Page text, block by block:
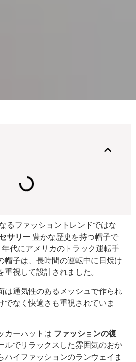
るファッショントレンドではな
サリー豊かな歴史を持つ帽子で
代にアメリカのトラック運転手
帽子は、長時間の運転中に日焼け
視して設計されました。
は通気性のあるメッシュで作られ
でなく快適さも重視されていま
カーハットは ファッションの復
ルでリラックスした雰囲気のおか
ハイファッションのランウェイま